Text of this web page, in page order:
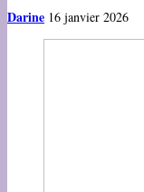
Darine 16 janvier 2026